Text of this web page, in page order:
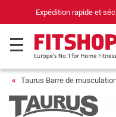
rapide et sécurisée,
Taurus Barre de